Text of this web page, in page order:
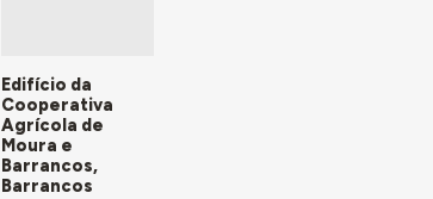
Edifício da
Cooperativa
Agrícola de
Moura e
Barrancos,
Barrancos